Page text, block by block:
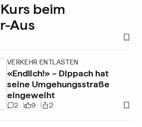
beim
Aus
VERKEHR ENTLASTEN
«Endlich!» – Dippach hat
seine Umgehungsstraße
eingeweiht
2 9 2